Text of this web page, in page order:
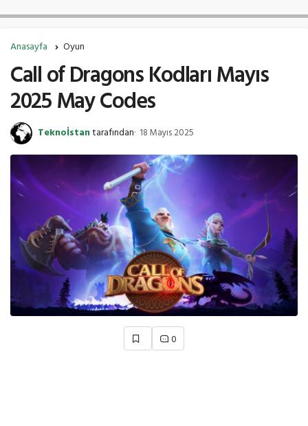
Anasayfa Oyun
Call of Dragons Kodları Mayıs
2025 May Codes
Teknoİstantarafından 18 Mayıs 2025
0